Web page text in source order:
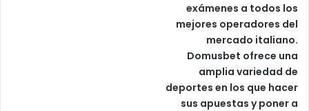
exámenes a todos los
mejores operadores del
mercado italiano.
Domusbet ofrece una
amplia variedad de
deportes en los que hacer
sus apuestas y poner a